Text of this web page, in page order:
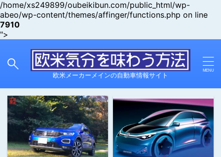
/home/xs249899/oubeikibun.com/public_html/wp-
abeo/wp-content/themes/affinger/functions.php on line
7910
">
欧米メーカーメインの自動車情報サイト